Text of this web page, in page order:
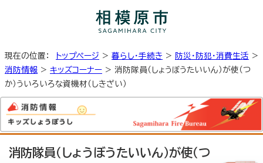
現在の位置： トップページ > 暮らし・手続き > 防災・防犯・消費生活 >
消防情報 > キッズコーナー > 消防隊員（しょうぼうたいいん）が使（つ
か）ういろいろな資機材（しきざい）
消防隊員（しょうぼうたいいん）が使（つ